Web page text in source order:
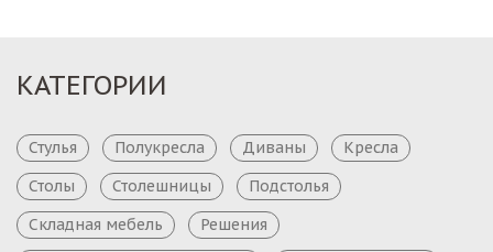
КАТЕГОРИИ
Стулья Полукресла Диваны
Кресла
Столы
Столешницы
Подстолья
Складная мебель
Решения